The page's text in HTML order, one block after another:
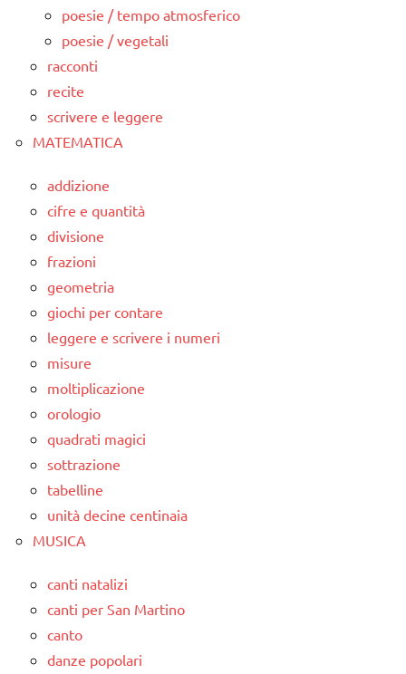
poesie / tempo atmosferico
poesie / vegetali
racconti
recite
scrivere e leggere
MATEMATICA
addizione
cifre e quantità
divisione
frazioni
geometria
giochi per contare
leggere e scrivere i numeri
misure
moltiplicazione
orologio
quadrati magici
sottrazione
tabelline
unità decine centinaia
MUSICA
canti natalizi
canti per San Martino
canto
danze popolari